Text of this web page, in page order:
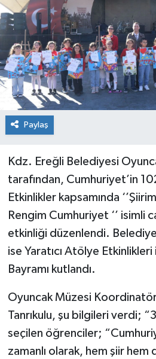
Paylaş
Kdz. Ereğli Belediyesi
tarafından, Cumhuriyet’in
Etkinlikler kapsamında
Rengim Cumhuriyet ‘’ isimli
etkinliği düzenlendi.
ise Yaratıcı Atölye
Bayramı kutlandı.
Oyuncak Müzesi
Tanrıkulu, şu bilgileri verdi;
seçilen öğrenciler;
zamanlı olarak, hem şiir hem
Röportaj
Teknoloji